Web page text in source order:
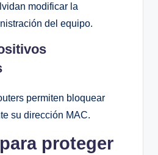
modificar la
del equipo.
permiten bloquear
su dirección MAC.
proteger